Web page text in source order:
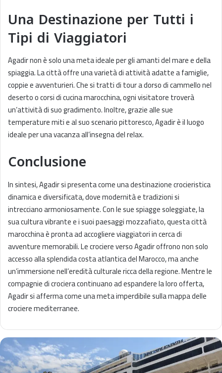
Una Destinazione per Tutti i
Tipi di Viaggiatori
Agadir non è solo una meta ideale per gli amanti del mare e della
spiaggia. La città offre una varietà di attività adatte a famiglie,
coppie e avventurieri. Che si tratti di tour a dorso di cammello nel
deserto o corsi di cucina marocchina, ogni visitatore troverà
un’attività di suo gradimento. Inoltre, grazie alle sue
temperature miti e al suo scenario pittoresco, Agadir è il luogo
ideale per una vacanza all’insegna del relax.
Conclusione
In sintesi, Agadir si presenta come una destinazione crocieristica
dinamica e diversificata, dove modernità e tradizioni si
intrecciano armoniosamente. Con le sue spiagge soleggiate, la
sua cultura vibrante e i suoi paesaggi mozzafiato, questa città
marocchina è pronta ad accogliere viaggiatori in cerca di
avventure memorabili. Le crociere verso Agadir offrono non solo
accesso alla splendida costa atlantica del Marocco, ma anche
un’immersione nell’eredità culturale ricca della regione. Mentre le
compagnie di crociera continuano ad espandere la loro offerta,
Agadir si afferma come una meta imperdibile sulla mappa delle
crociere mediterranee.